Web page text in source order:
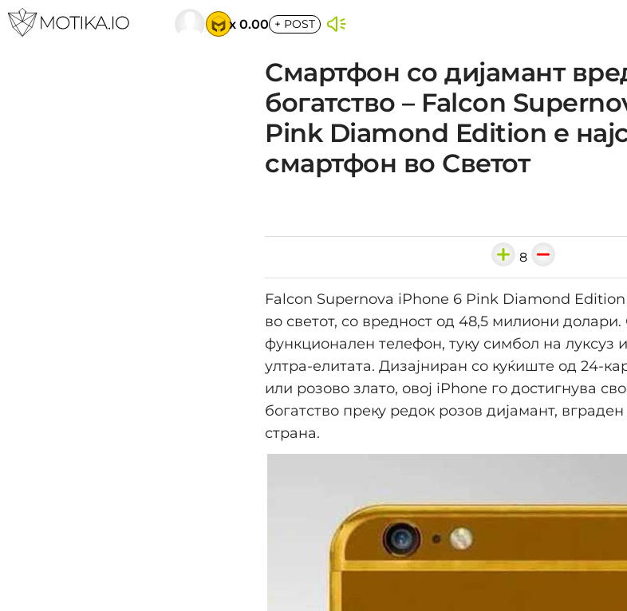
x 0.00 + POST
Смартфон со дијамант
богатство – Falcon
Pink Diamond Edition е
смартфон во Светот
8
Falcon Supernova iPhone 6 Pink Diamond
во светот, со вредност од 48,5 милиони
функционален телефон, туку симбол на луксуз
ултра-елитата. Дизајниран со куќиште од 24-
или розово злато, овој iPhone го достигнува
богатство преку редок розов дијамант,
страна.